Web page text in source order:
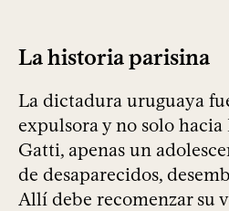
La historia parisina
La dictadura uruguaya
expulsora y no solo
Gatti, apenas un
de desaparecidos,
Allí debe recomenzar su